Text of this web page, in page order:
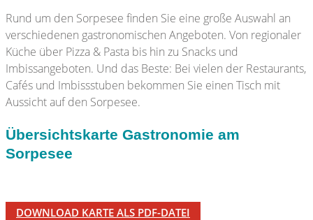
Rund um den Sorpesee finden Sie eine große Auswahl an
verschiedenen gastronomischen Angeboten. Von regionaler
Küche über Pizza & Pasta bis hin zu Snacks und
Imbissangeboten. Und das Beste: Bei vielen der Restaurants,
Cafés und Imbissstuben bekommen Sie einen Tisch mit
Aussicht auf den Sorpesee.
Übersichtskarte Gastronomie am
Sorpesee
DOWNLOAD KARTE ALS PDF-DATEI